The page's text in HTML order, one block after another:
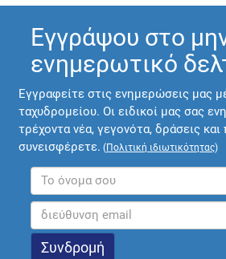
Εγγράψου στο
ενημερωτικό
Εγγραφείτε στις ενημερώσεις μας
ταχυδρομείου. Οι ειδικοί μας σας
τρέχοντα νέα, γεγονότα, δράσεις
συνεισφέρετε. (Πολιτική ιδιωτικότητας)